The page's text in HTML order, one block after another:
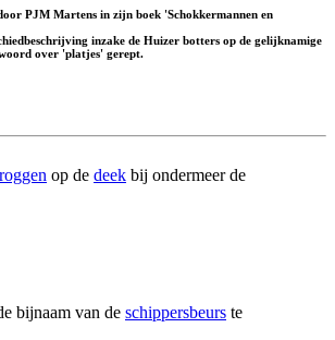
PJM Martens in zijn boek 'Schokkermannen en
inzake de Huizer botters op de gelijknamige
over 'platjes' gerept.
op de deek bij ondermeer de
bijnaam van de schippersbeurs te